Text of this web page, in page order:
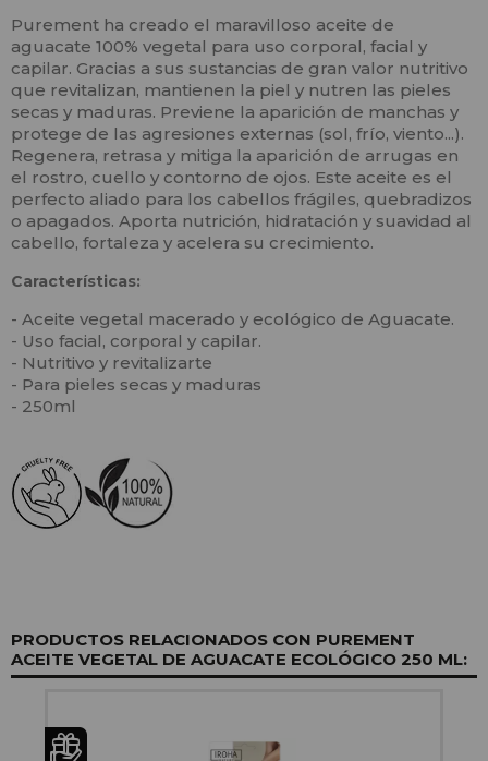
Purement ha creado el maravilloso aceite de
aguacate 100% vegetal para uso corporal, facial y
capilar. Gracias a sus sustancias de gran valor nutritivo
que revitalizan, mantienen la piel y nutren las pieles
secas y maduras. Previene la aparición de manchas y
protege de las agresiones externas (sol, frío, viento...).
Regenera, retrasa y mitiga la aparición de arrugas en
el rostro, cuello y contorno de ojos. Este aceite es el
perfecto aliado para los cabellos frágiles, quebradizos
o apagados. Aporta nutrición, hidratación y suavidad al
cabello, fortaleza y acelera su crecimiento.
Características:
- Aceite vegetal macerado y ecológico de Aguacate.
- Uso facial, corporal y capilar.
- Nutritivo y revitalizarte
- Para pieles secas y maduras
- 250ml
PRODUCTOS RELACIONADOS CON PUREMENT
ACEITE VEGETAL DE AGUACATE ECOLÓGICO 250 ML: